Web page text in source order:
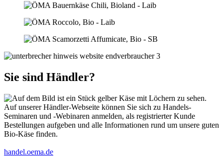
Sie sind Händler?
Auf unserer Händler-Webseite können Sie sich zu Handels-
Seminaren und -Webinaren anmelden, als registrierter Kunde
Bestellungen aufgeben und alle Informationen rund um unsere guten
Bio-Käse finden.
handel.oema.de